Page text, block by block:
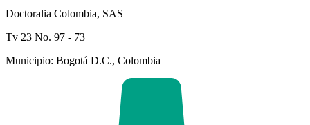
Doctoralia Colombia, SAS
Tv 23 No. 97 - 73
Municipio: Bogotá D.C., Colombia